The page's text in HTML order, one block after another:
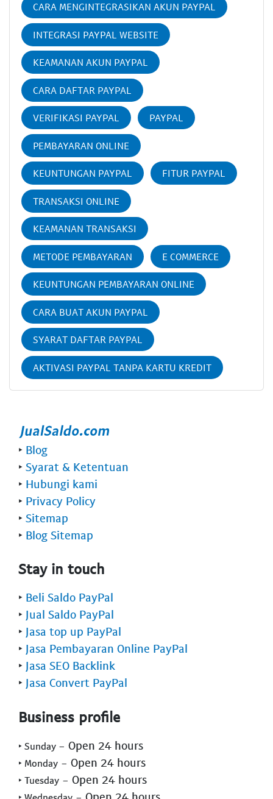
CARA MENGINTEGRASIKAN AKUN PAYPAL
INTEGRASI PAYPAL WEBSITE
KEAMANAN AKUN PAYPAL
CARA DAFTAR PAYPAL
VERIFIKASI PAYPAL PAYPAL
PEMBAYARAN ONLINE
KEUNTUNGAN PAYPAL FITUR PAYPAL
TRANSAKSI ONLINE
KEAMANAN TRANSAKSI
METODE PEMBAYARAN E COMMERCE
KEUNTUNGAN PEMBAYARAN ONLINE
CARA BUAT AKUN PAYPAL
SYARAT DAFTAR PAYPAL
AKTIVASI PAYPAL TANPA KARTU KREDIT
‣ Blog
‣ Syarat & Ketentuan
‣ Hubungi kami
‣ Privacy Policy
‣ Sitemap
‣ Blog Sitemap
Stay in touch
‣ Beli Saldo PayPal
‣ Jual Saldo PayPal
‣ Jasa top up PayPal
‣ Jasa Pembayaran Online PayPal
‣ Jasa SEO Backlink
‣ Jasa Convert PayPal
Business profile
‣ Sunday - Open 24 hours
‣ Monday - Open 24 hours
‣ Tuesday - Open 24 hours
- Open 24 hours